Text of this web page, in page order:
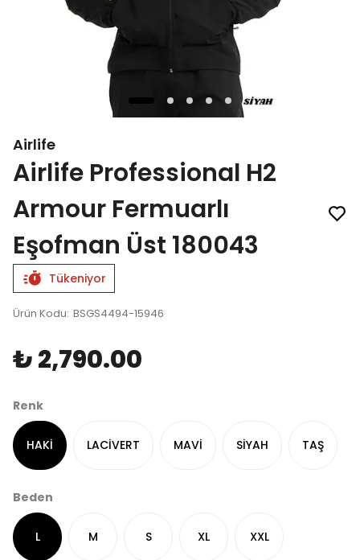
Airlife
Airlife Professional H2
Armour Fermuarlı
Eşofman Üst 180043
Tükeniyor
Ürün Kodu: BSGS4494-15946
₺ 2,790.00
Renk
HAKİ LACİVERT MAVİ SİYAH TAŞ
Beden
L M S XL XXL